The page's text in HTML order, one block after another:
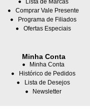
Lista de Marcas
Comprar Vale Presente
Programa de Filiados
Ofertas Especiais
Minha Conta
Minha Conta
Histórico de Pedidos
Lista de Desejos
Newsletter